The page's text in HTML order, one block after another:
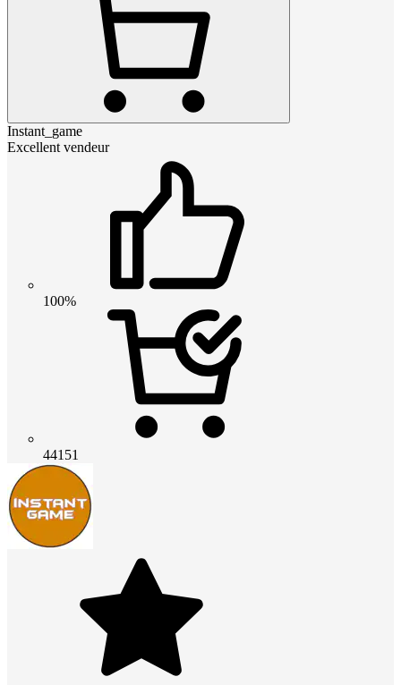
Instant_game
Excellent vendeur
100%
44151